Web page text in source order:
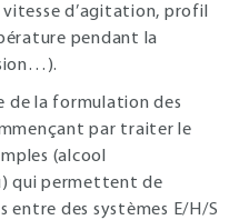
d’agitation, profil
pendant la
de la formulation des
par traiter le
(alcool
qui permettent de
entre des systèmes E/H/S